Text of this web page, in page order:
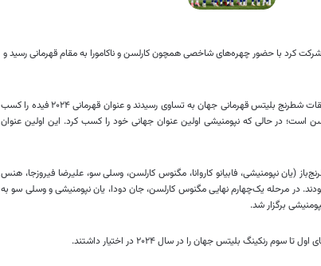
کرد با حضور چهره‌های شاخصی همچون کارلسن و ناکامورا به مقام قهرمانی رسید و
به گزارش ایسنا، مگنوس کارلسن و یان نپومنیشی در دیدار نهایی مسابقات شطرنج بلیتس قهرمانی جهان به تساوی رسیدند و عنوان قهرمانی ۲۰۲۴ فیده را کسب
است؛ در حالی که نپومنیشی اولین عنوان جهانی خود را کسب کرد. این اولین عنوان
بود که هشت شطرنج‌باز (یان نپومنیشی، فابیانو کاروانا، مگنوس کارلسن، وسلی سو، علیرضا فیروزجا، هنس
امتیاز به دور نهایی راه یافته بودند. در مرحله یک‌چهارم نهایی مگنوس کارلسن، جان دودا، یان نپومنیشی و وسلی سو به
برگزار شد.
بلیتس جهان را در سال ۲۰۲۴ در اختیار داشتند.